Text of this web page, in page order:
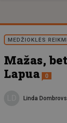
MEDŽIOKLĖS
Mažas,
Lapua
0
Linda